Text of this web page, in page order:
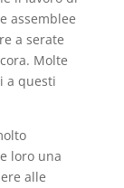
assemblee
a serate
Molte
a questi
loro una
alle